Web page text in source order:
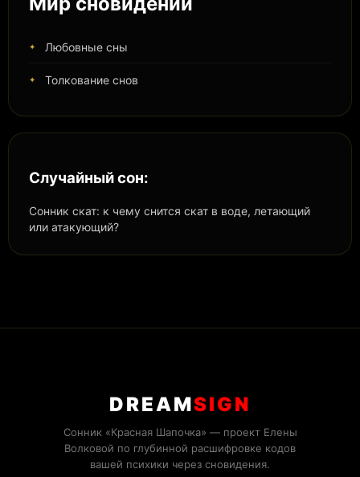
Любовные сны
Толкование снов
Случайный сон:
Сонник скат: к чему снится скат в воде, летающий
или атакующий?
DREAMSIGN
Сонник «Красная Шапочка» — проект Елены
Волковой по глубинной расшифровке кодов
вашей психики через сновидения.